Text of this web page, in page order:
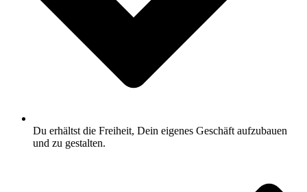
Du erhältst die Freiheit, Dein eigenes Geschäft aufzubauen
und zu gestalten.